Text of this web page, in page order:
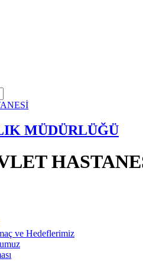
MÜDÜRLÜĞÜ
ve Hedeflerimiz